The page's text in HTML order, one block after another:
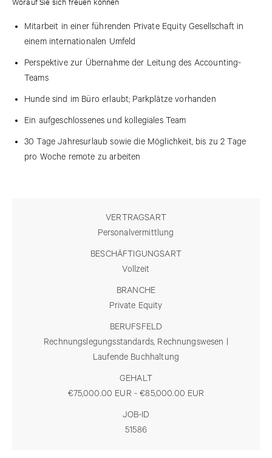
VERTRAGSART
Personalvermittlung
BESCHÄFTIGUNGSART
Vollzeit
BRANCHE
Private Equity
BERUFSFELD
Rechnungslegungsstandards, Rechnungswesen |
Laufende Buchhaltung
GEHALT
€75,000.00 EUR - €85,000.00 EUR
JOB-ID
51586
Mitarbeit in einer führenden Private Equity Gesellschaft in
einem internationalen Umfeld
Perspektive zur Übernahme der Leitung des Accounting-
Teams
Hunde sind im Büro erlaubt; Parkplätze vorhanden
Ein aufgeschlossenes und kollegiales Team
30 Tage Jahresurlaub sowie die Möglichkeit, bis zu 2 Tage
pro Woche remote zu arbeiten